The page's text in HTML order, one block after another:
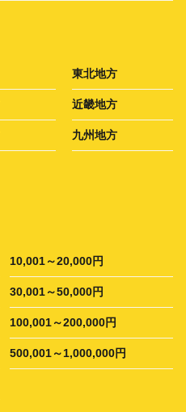
東北地方
近畿地方
九州地方
10,001～20,000円
30,001～50,000円
100,001～200,000円
500,001～1,000,000円